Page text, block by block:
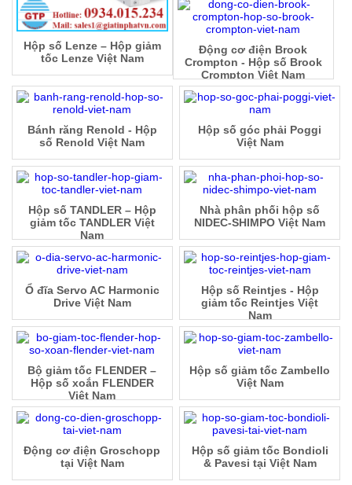
Hộp số Lenze – Hộp giảm
tốc Lenze Việt Nam
Động cơ điện Brook
Crompton - Hộp số Brook
Crompton Việt Nam
Hộp số góc phải Poggi
Việt Nam
Bánh răng Renold - Hộp
số Renold Việt Nam
Nhà phân phối hộp số
NIDEC-SHIMPO Việt Nam
Hộp số TANDLER – Hộp
giảm tốc TANDLER Việt
Nam
Hộp số Reintjes - Hộp
giảm tốc Reintjes Việt
Nam
Ổ đĩa Servo AC Harmonic
Drive Việt Nam
Hộp số giảm tốc Zambello
Việt Nam
Bộ giảm tốc FLENDER –
Hộp số xoắn FLENDER
Việt Nam
Hộp số giảm tốc Bondioli
& Pavesi tại Việt Nam
Động cơ điện Groschopp
tại Việt Nam